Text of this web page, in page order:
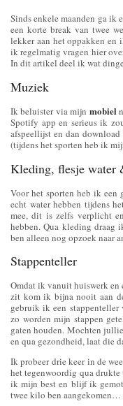
Sinds enkele maanden ga ik
een korte break van twee
lekker aan het oppakken
ik regelmatig vragen hier
In dit artikel deel ik wat
Muziek
Ik beluister via mijn mobiel
Spotify app en serieus ik
afspeellijst en dan
(tijdens het sporten heb ik
Kleding, flesje water
Voor het sporten heb ik een
echt water hebben tijdens
mee, dit is zelfs verplicht
hebben. Qua kleding draag
ben alleen nog opzoek naar
Stappenteller
Omdat ik vanuit huiswerk
zit kom ik bijna nooit aan
gebruik ik een stappenteller
zo worden mijn stappen
gaten houden. Mochten
en qua gezondheid, laat die
Ik probeer drie keer in de
het tegenwoordig qua
ik mijn best en blijf ik
twee kilo ben aangekomen…